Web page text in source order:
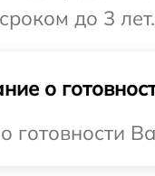
до 3 лет.
о